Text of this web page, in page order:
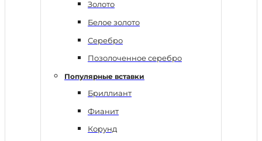
Золото
Белое золото
Серебро
Позолоченное серебро
Популярные вставки
Бриллиант
Фианит
Корунд